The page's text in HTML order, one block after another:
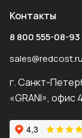
Контакты
8 800 555-08-93
sales@redcost.ru
г. Санкт-
«GRANI», офис